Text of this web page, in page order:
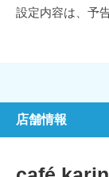
設定内容は、予
店舗情報